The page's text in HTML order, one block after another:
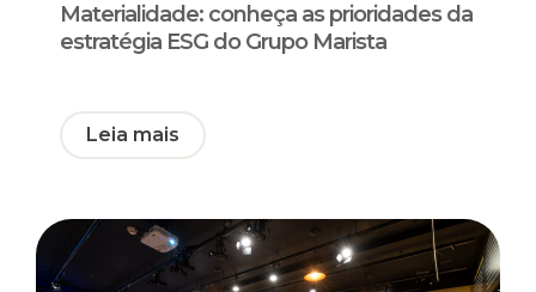
Materialidade: conheça as prioridades da
estratégia ESG do Grupo Marista
Leia mais